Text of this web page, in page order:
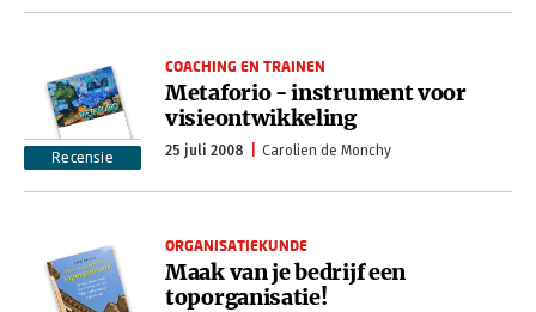
Recensie
COACHING EN TRAINEN
Metaforio - instrument voor
visieontwikkeling
25 juli 2008 Carolien de Monchy
ORGANISATIEKUNDE
Maak van je bedrijf een
toporganisatie!